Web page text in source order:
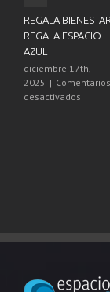
REGALA BIENESTAR,
REGALA ESPACIO
AZUL
diciembre 17th,
2025 | Comentarios
desactivados